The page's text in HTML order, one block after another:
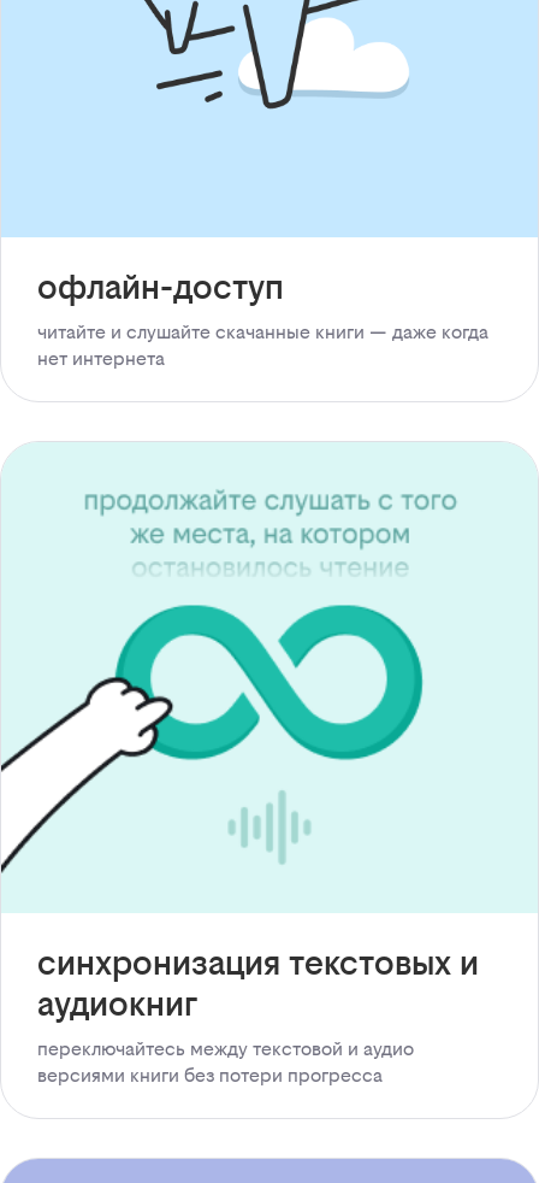
офлайн-доступ
читайте и слушайте скачанные книги — даже когда
нет интернета
синхронизация текстовых и
аудиокниг
переключайтесь между текстовой и аудио
версиями книги без потери прогресса